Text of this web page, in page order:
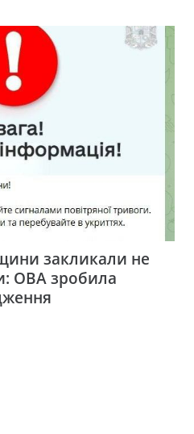
закликали не
ОВА зробила